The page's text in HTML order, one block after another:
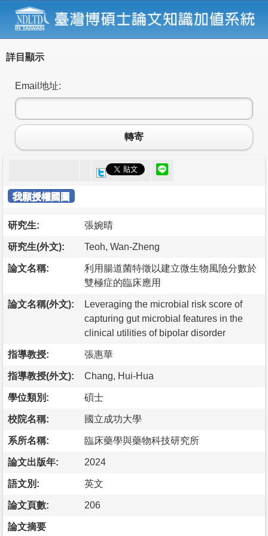
詳目顯示
Email地址:
轉寄
我願授權國圖
研究生: 張婉晴
研究生(外文): Teoh, Wan-Zheng
論文名稱:
利用腸道菌特徵以建立微生物風險分數於
雙極症的臨床應用
論文名稱(外文):
Leveraging the microbial risk score of
capturing gut microbial features in the
clinical utilities of bipolar disorder
指導教授: 張惠華
指導教授(外文): Chang, Hui-Hua
學位類別: 碩士
校院名稱: 國立成功大學
系所名稱: 臨床藥學與藥物科技研究所
論文出版年: 2024
語文別: 英文
論文頁數: 206
論文摘要